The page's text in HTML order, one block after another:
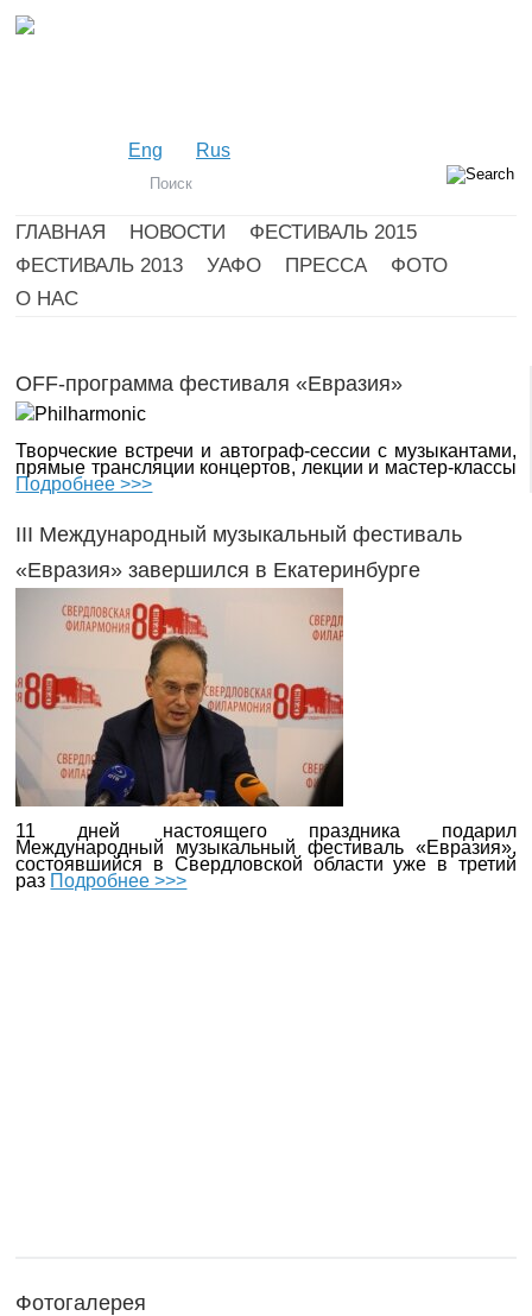
Eng Rus
ГЛАВНАЯ НОВОСТИ
ФЕСТИВАЛЬ 2015
ФЕСТИВАЛЬ 2013
УАФО ПРЕССА
ФОТО
О НАС
OFF-программа фестиваля «Евразия»
Творческие встречи и автограф-сессии с музыкантами,
прямые трансляции концертов, лекции и мастер-классы
Подробнее >>>
III Международный музыкальный фестиваль
«Евразия» завершился в Екатеринбурге
11 дней настоящего праздника подарил
Международный музыкальный фестиваль «Евразия»,
состоявшийся в Свердловской области уже в третий
раз Подробнее >>>
Фотогалерея